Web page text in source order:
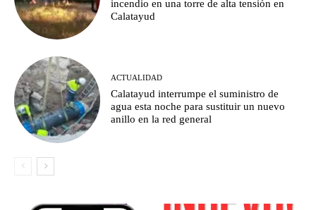
incendio en una torre de alta tensión en
Calatayud
ACTUALIDAD
Calatayud interrumpe el suministro de
agua esta noche para sustituir un nuevo
anillo en la red general